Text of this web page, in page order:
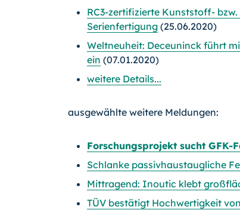
RC3-zertifizierte Kunststoff-
Serienfertigung (25.06.2020)
Weltneuheit: Deceuninck führt
ein (07.01.2020)
weitere Details...
ausgewählte weitere Meldungen:
Forschungsprojekt sucht GFK-
Schlanke passivhaustaugliche
Mittragend: Inoutic klebt
TÜV bestätigt Hochwertigkeit